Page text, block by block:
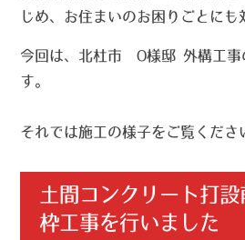
じめ、お住まいのお困りごとにも
今回は、北杜市 O様邸 外構工事
す。
それでは施工の様子をご覧くださ
土間コンクリート打
枠工事を行いました